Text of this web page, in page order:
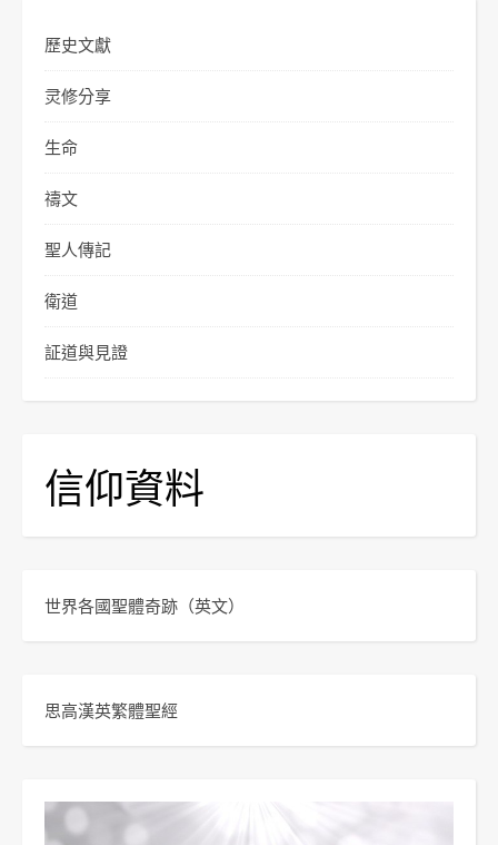
歷史文獻
灵修分享
生命
禱文
聖人傳記
衛道
証道與見證
信仰資料
世界各國聖體奇跡 （英文）
思高漢英繁體聖經